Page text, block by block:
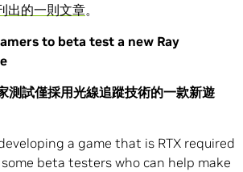
出的一則文章。
to beta test a new Ray
測試僅採用光線追蹤技術的一款新遊
a game that is RTX required
beta testers who can help make